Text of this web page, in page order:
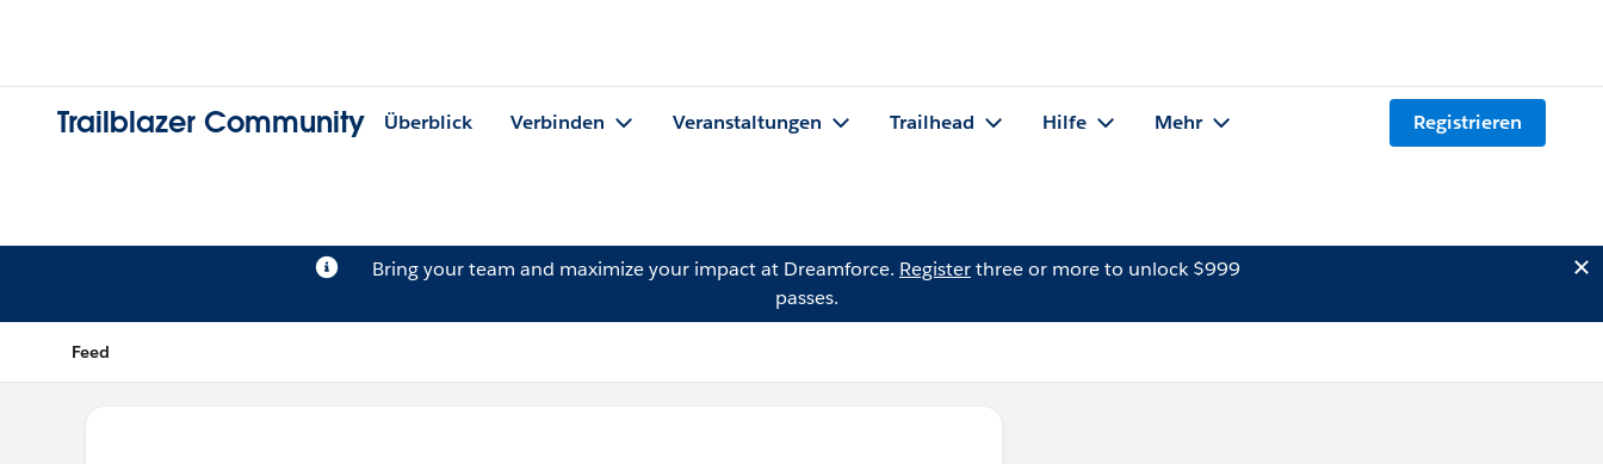
Trailblazer Community Überblick Verbinden Veranstaltungen Trailhead Hilfe Mehr Registrieren
Bring your team and maximize your impact at Dreamforce. Registerthree or more to unlock $999
passes.
Feed